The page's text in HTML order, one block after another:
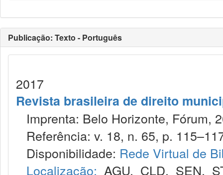
Publicação: Texto - Português
2017
Revista brasileira de direito
Imprenta: Belo Horizonte, Fórum,
Referência: v. 18, n. 65, p.
Disponibilidade: Rede Virtual de
Localização: AGU, CLD, SEN,